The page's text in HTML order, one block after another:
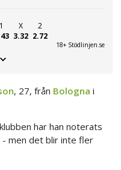
1
X
3.32
2
2.72
18+ Stödlinjen.se
, 27, från Bologna i
har han noterats
- men det blir inte fler